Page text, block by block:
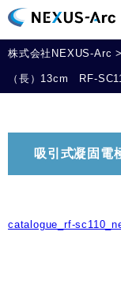
株式会社NEXUS-Arc >
（長）13cm RF-
吸引式凝固
catalogue_rf-